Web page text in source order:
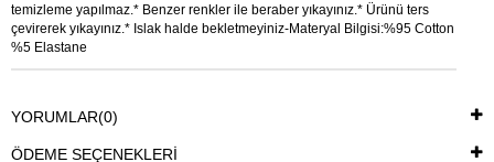
temizleme yapılmaz.* Benzer renkler ile beraber yıkayınız.* Ürünü ters
çevirerek yıkayınız.* Islak halde bekletmeyiniz-Materyal Bilgisi:%95 Cotton
%5 Elastane
YORUMLAR(0)
ÖDEME SEÇENEKLERI